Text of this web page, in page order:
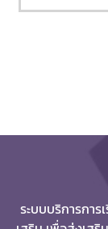
ระบบบริการกา